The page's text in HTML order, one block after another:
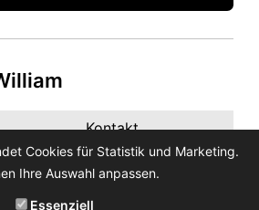
Kontakt
Cookies für Statistik und Marketing.
Ihre Auswahl anpassen.
Essenziell